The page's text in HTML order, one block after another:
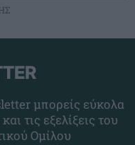
μπορείς εύκολα
τις εξελίξεις του
Ομίλου